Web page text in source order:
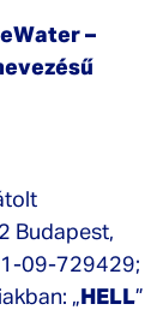
–
Budapest,
09-729429;
„ HELL”